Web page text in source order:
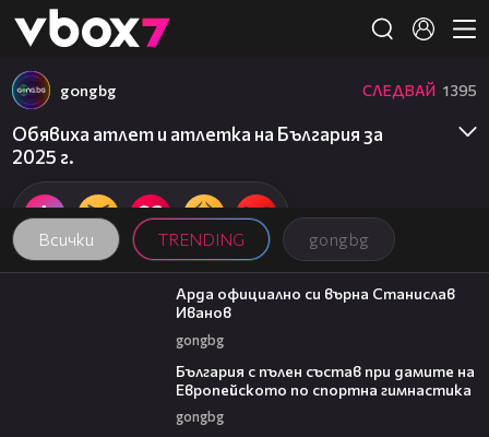
👾
Всички TRENDING gongbg
gongbg СЛЕДВАЙ 1395
Обявиха атлет и атлетка на България за
2025 г.
00:19
Арда официално си върна Станислав
Иванов
gongbg
България с пълен състав при дамите на
Европейското по спортна гимнастика
gongbg